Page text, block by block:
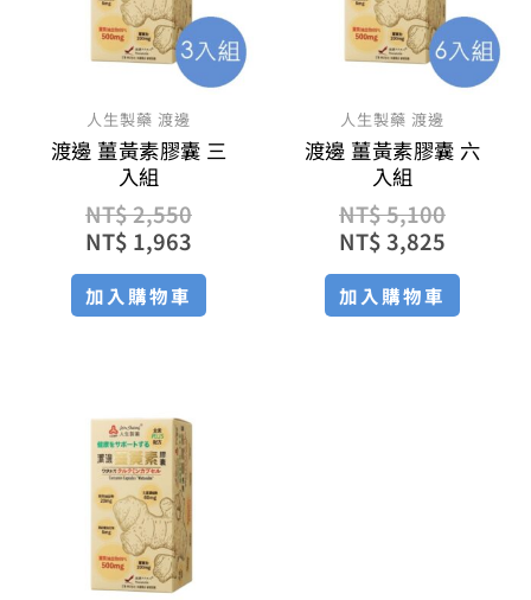
人生製藥 渡邊
渡邊 薑黃素膠囊 三
入組
NT$2,550
NT$ 1,963
加入購物車
人生製藥 渡邊
渡邊 薑黃素膠囊 六
入組
NT$5,100
NT$3,825
加入購物車
始
價
格：
NT$ 850。